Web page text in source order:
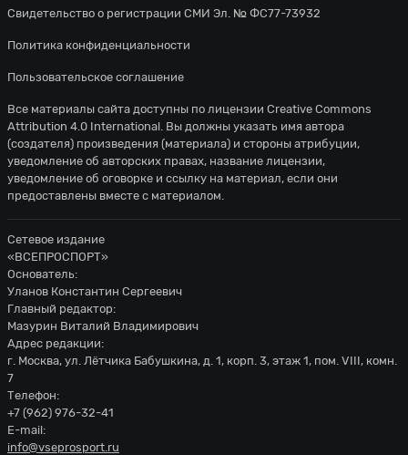
Свидетельство о регистрации СМИ Эл. № ФС77-73932
Политика конфиденциальности
Пользовательское соглашение
Все материалы сайта доступны по лицензии Creative Commons
Attribution 4.0 International. Вы должны указать имя автора
(создателя) произведения (материала) и стороны атрибуции,
уведомление об авторских правах, название лицензии,
уведомление об оговорке и ссылку на материал, если они
предоставлены вместе с материалом.
Сетевое издание
«ВСЕПРОСПОРТ»
Основатель:
Уланов Константин Сергеевич
Главный редактор:
Мазурин Виталий Владимирович
Адрес редакции:
г. Москва, ул. Лётчика Бабушкина, д. 1, корп. 3, этаж 1, пом. VIII, комн.
7
Телефон:
+7 (962) 976-32-41
E-mail:
info@vseprosport.ru